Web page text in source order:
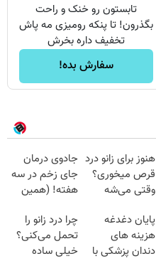
تابستون رو خنک و راحت
بگذرون! تا پنکه رومیزی مه پاش
تخفیف داره بخرش
سفارش بده!
هنوز برای زانو درد
قرص میخوری؟
وقتی می‌شه
درمانش کرد؟؟؟؟
جادوی درمان
جای زخم در سه
هفته! (همین
صحبت کنید)
پایان دغدغه
هزینه های
دندان پزشکی با
چرا درد زانو را
تحمل می‌کنی؟
خیلی ساده